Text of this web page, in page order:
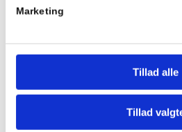
Marketing
Tillad alle
Tillad
Gemmer det sprog brugeren har
Session